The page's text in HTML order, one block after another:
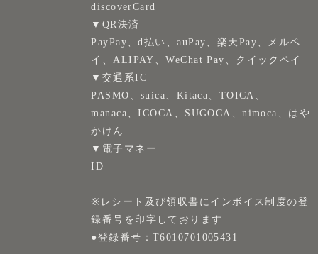
discoverCard
▼QR決済
PayPay、d払い、auPay、楽天Pay、メルペ
イ、ALIPAY、WeChat Pay、クイックペイ
▼交通系IC
PASMO、suica、Kitaca、TOICA、
manaca、ICOCA、SUGOCA、nimoca、はや
かけん
▼電子マネー
ID
※レシート及び領収書にインボイス制度の登
録番号を印字しております
●登録番号：T6010701005431